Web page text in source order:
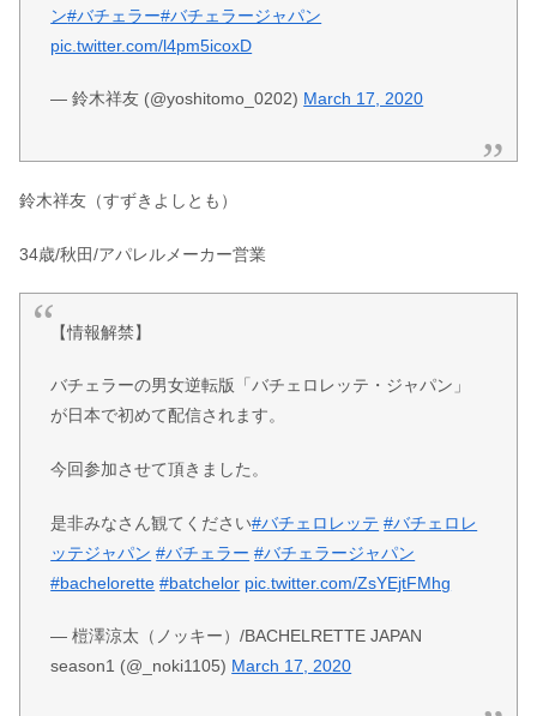
ン#バチェラー#バチェラージャパン
pic.twitter.com/l4pm5icoxD
— 鈴木祥友 (@yoshitomo_0202) March 17, 2020
鈴木祥友（すずきよしとも）
34歳/秋田/アパレルメーカー営業
【情報解禁】
バチェラーの男女逆転版「バチェロレッテ・ジャパン」
が日本で初めて配信されます。
今回参加させて頂きました。
是非みなさん観てください#バチェロレッテ #バチェロレ
ッテジャパン #バチェラー #バチェラージャパン
#bachelorette #batchelor pic.twitter.com/ZsYEjtFMhg
— 榿澤涼太（ノッキー）/BACHELRETTE JAPAN
season1 (@_noki1105) March 17, 2020